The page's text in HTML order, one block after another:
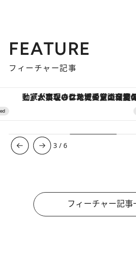
FEATURE
フィーチャー記事
「大事なのは地域の意識を変えること」。ロレックス賞受賞
3 /6
フィーチャー記事